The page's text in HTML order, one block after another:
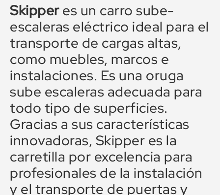
Skipperes un carro sube-
escaleras eléctrico ideal para el
transporte de cargas altas,
como muebles, marcos e
instalaciones. Es una oruga
sube escaleras adecuada para
todo tipo de superficies.
Gracias a sus características
innovadoras, Skipper es la
carretilla por excelencia para
profesionales de la instalación
y el transporte de puertas y